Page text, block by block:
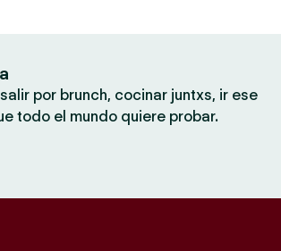
por brunch, cocinar juntxs, ir ese
todo el mundo quiere probar.